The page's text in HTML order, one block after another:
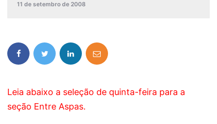
11 de setembro de 2008
Leia abaixo a seleção de quinta-feira para a
seção Entre Aspas.